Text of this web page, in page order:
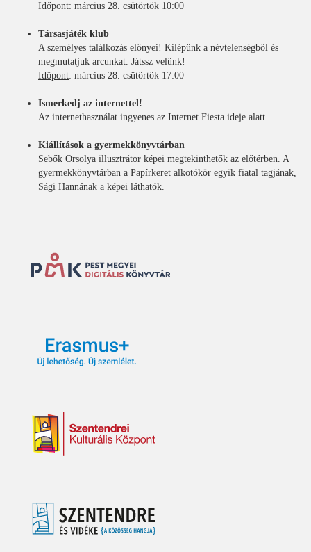
Időpont: március 28. csütörtök 10:00
Társasjáték klub
A személyes találkozás előnyei! Kilépünk a névtelenségből és
megmutatjuk arcunkat. Játssz velünk!
Időpont: március 28. csütörtök 17:00
Ismerkedj az internettel!
Az internethasználat ingyenes az Internet Fiesta ideje alatt
Kiállítások a gyermekkönyvtárban
Sebők Orsolya illusztrátor képei megtekinthetők az előtérben. A
gyermekkönyvtárban a Papírkeret alkotókör egyik fiatal tagjának,
Sági Hannának a képei láthatók.